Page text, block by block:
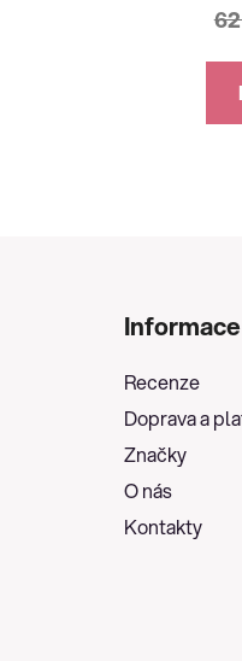
Recenze
Doprava a
Značky
O nás
Kontakty